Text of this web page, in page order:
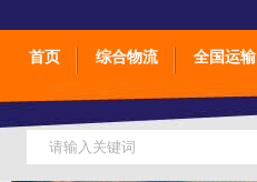
首页 综合物流 全国运输